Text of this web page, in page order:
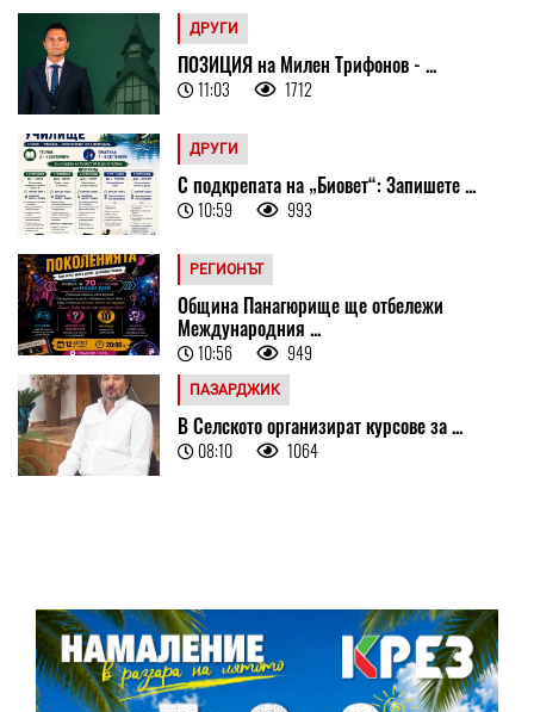
ДРУГИ
ПОЗИЦИЯ на Милен Трифонов - ...
11:03 1712
ДРУГИ
С подкрепата на „Биовет“: Запишете ...
10:59 993
РЕГИОНЪТ
Община Панагюрище ще отбележи
Международния ...
10:56 949
ПАЗАРДЖИК
В Селското организират курсове за ...
08:10 1064